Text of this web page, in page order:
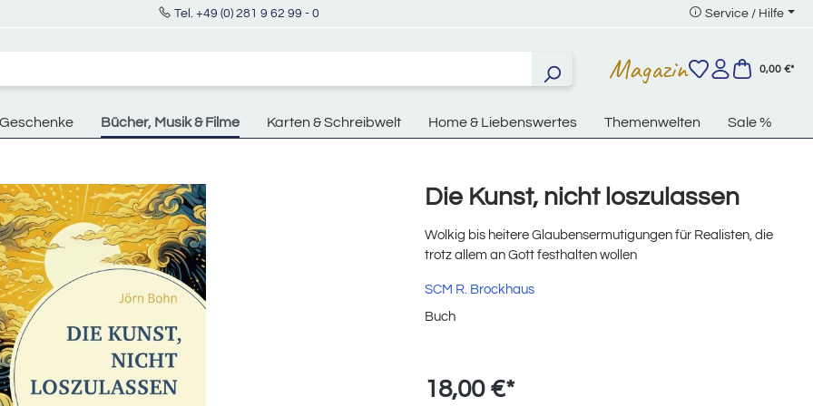
Tel. +49 (0) 281 9 62 99 - 0 Service / Hilfe
Magazin 0,00 €*
Geschenke Bücher, Musik & Filme Karten & Schreibwelt Home & Liebenswertes Themenwelten Sale %
Die Kunst, nicht loszulassen
Wolkig bis heitere Glaubensermutigungen für Realisten, die
trotz allem an Gott festhalten wollen
SCM R. Brockhaus
Buch
18,00 €*